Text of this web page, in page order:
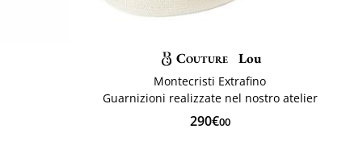
Couture Lou
Montecristi Extrafino
Guarnizioni realizzate nel nostro atelier
290€00